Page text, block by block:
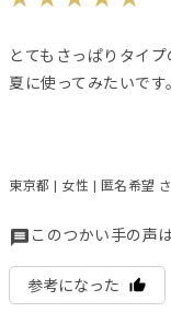
とてもさっぱりタイプ
夏に使ってみたいです
東京都 | 女性 | 匿名希望
このつかい手の声
参考になった